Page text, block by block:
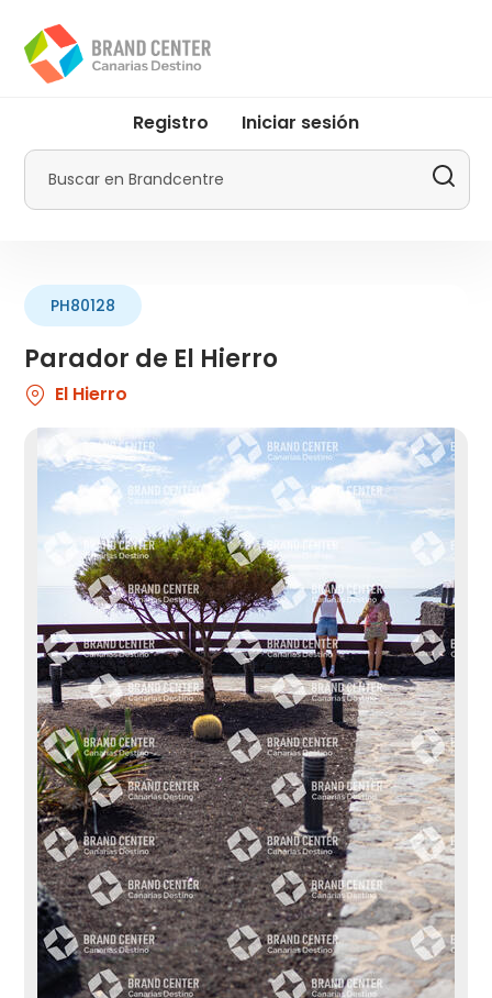
contenido
principal
menu
Promotur
Registro Iniciar sesión
Buscar
Parador de El Hierro
PH80128
El Hierro